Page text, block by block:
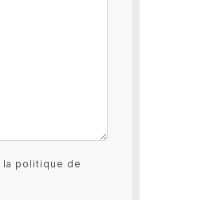
la politique de